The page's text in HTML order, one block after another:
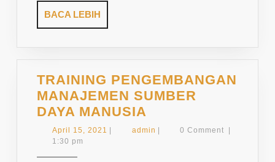
BACA LEBIH
LEBIH
TRAINING PENGEMBANGAN
MANAJEMEN SUMBER
DAYA MANUSIA
PENGEMBANGAN
April 15, 2021 April
admin admin 0 Comment
1:30 pm